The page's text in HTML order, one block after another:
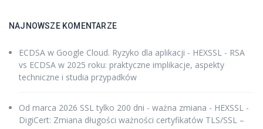
NAJNOWSZE KOMENTARZE
ECDSA w Google Cloud. Ryzyko dla aplikacji - HEXSSL - RSA
vs ECDSA w 2025 roku: praktyczne implikacje, aspekty
techniczne i studia przypadków
Od marca 2026 SSL tylko 200 dni - ważna zmiana - HEXSSL -
DigiCert: Zmiana długości ważności certyfikatów TLS/SSL –